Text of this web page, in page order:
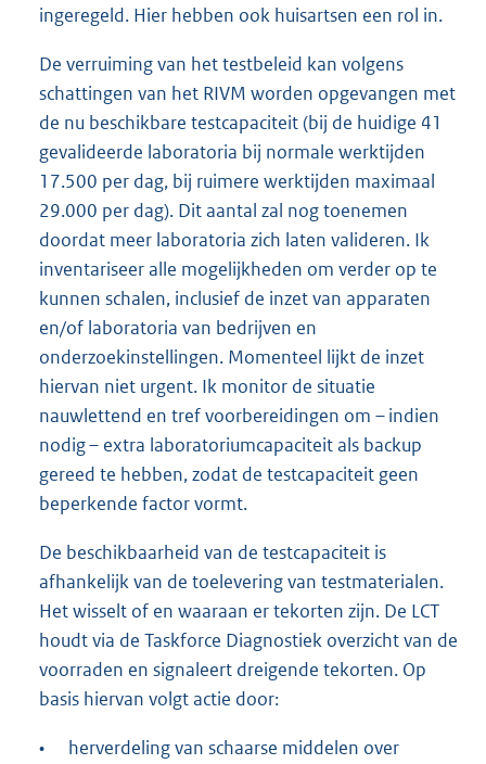
ingeregeld. Hier hebben ook huisartsen een rol in.
De verruiming van het testbeleid kan volgens
schattingen van het RIVM worden opgevangen met
de nu beschikbare testcapaciteit (bij de huidige 41
gevalideerde laboratoria bij normale werktijden
17.500 per dag, bij ruimere werktijden maximaal
29.000 per dag). Dit aantal zal nog toenemen
doordat meer laboratoria zich laten valideren. Ik
inventariseer alle mogelijkheden om verder op te
kunnen schalen, inclusief de inzet van apparaten
en/of laboratoria van bedrijven en
onderzoekinstellingen. Momenteel lijkt de inzet
hiervan niet urgent. Ik monitor de situatie
nauwlettend en tref voorbereidingen om – indien
nodig – extra laboratoriumcapaciteit als backup
gereed te hebben, zodat de testcapaciteit geen
beperkende factor vormt.
De beschikbaarheid van de testcapaciteit is
afhankelijk van de toelevering van testmaterialen.
Het wisselt of en waaraan er tekorten zijn. De LCT
houdt via de Taskforce Diagnostiek overzicht van de
voorraden en signaleert dreigende tekorten. Op
basis hiervan volgt actie door:
•
herverdeling van schaarse middelen over